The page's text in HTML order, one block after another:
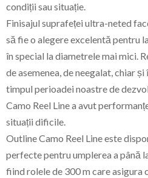
condiții sau situație.
Finisajul suprafeței ultra-neted
să fie o alegere excelentă pentru
în special la diametrele mai mici.
de asemenea, de neegalat, chiar
timpul perioadei noastre de
Camo Reel Line a avut
situații dificile.
Outline Camo Reel Line este
perfecte pentru umplerea a până
fiind rolele de 300 m care asigura